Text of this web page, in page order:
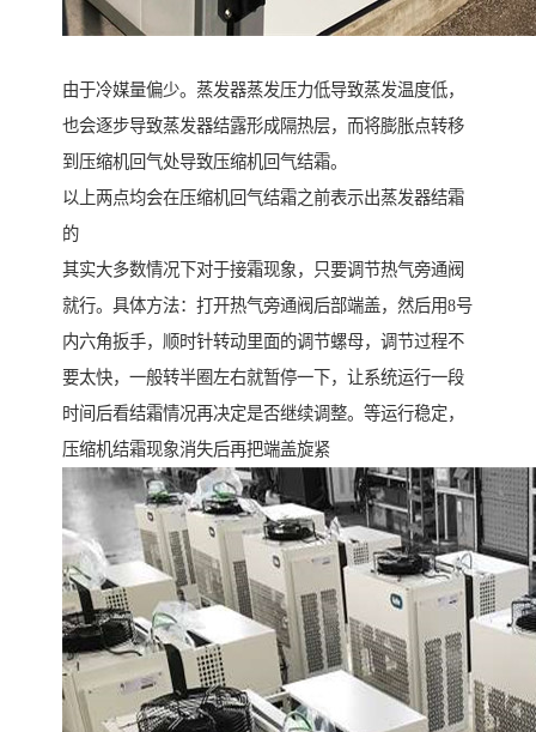
由于冷媒量偏少。蒸发器蒸发压力低导致蒸发温度低，
也会逐步导致蒸发器结露形成隔热层，而将膨胀点转移
到压缩机回气处导致压缩机回气结霜。
以上两点均会在压缩机回气结霜之前表示出蒸发器结霜
的
其实大多数情况下对于接霜现象，只要调节热气旁通阀
就行。具体方法：打开热气旁通阀后部端盖，然后用8号
内六角扳手，顺时针转动里面的调节螺母，调节过程不
要太快，一般转半圈左右就暂停一下，让系统运行一段
时间后看结霜情况再决定是否继续调整。等运行稳定，
压缩机结霜现象消失后再把端盖旋紧